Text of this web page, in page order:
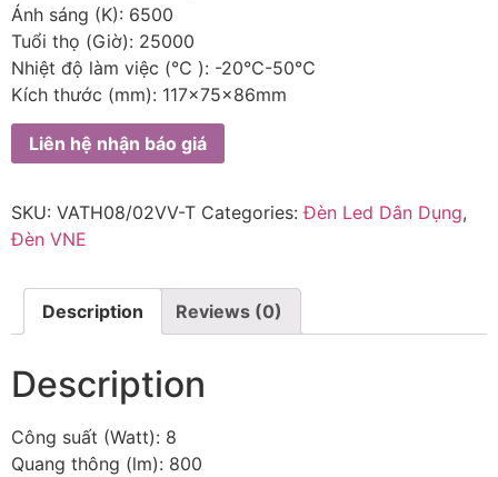
Ánh sáng (K): 6500
Tuổi thọ (Giờ): 25000
Nhiệt độ làm việc (℃ ): -20℃-50℃
Kích thước (mm): 117x75x86mm
Liên hệ nhận báo giá
SKU: VATH08/02VV-T Categories:Đèn Led Dân Dụng,
Đèn VNE
Description Reviews (0)
Description
Công suất (Watt): 8
Quang thông (lm): 800